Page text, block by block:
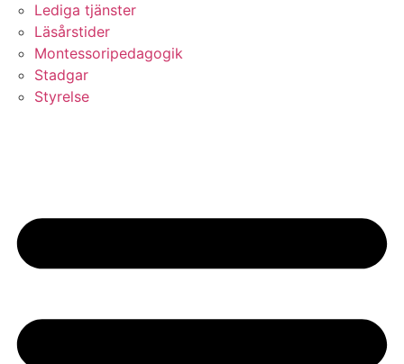
Lediga tjänster
Läsårstider
Montessoripedagogik
Stadgar
Styrelse